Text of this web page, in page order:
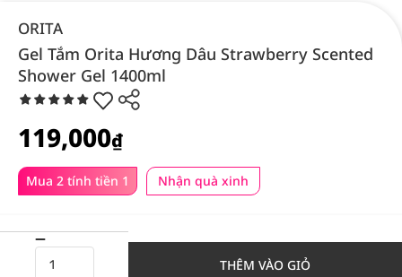
ORITA
Gel Tắm Orita Hương Dâu Strawberry Scented
Shower Gel 1400ml
Mua 2 tính tiền 1 Nhận quà xinh
119,000₫
THÊM VÀO GIỎ